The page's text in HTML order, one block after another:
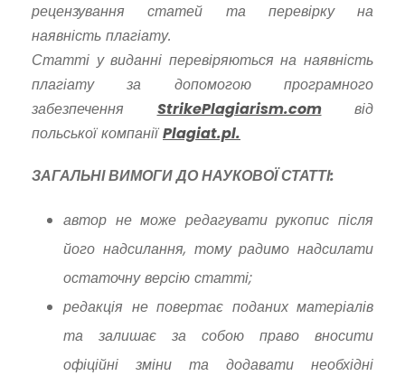
рецензування статей та перевірку на
наявність плагіату.
Статті у виданні перевіряються на наявність
плагіату за допомогою програмного
забезпечення StrikePlagiarism.comвід
польської компаніїPlagiat.pl.
ЗАГАЛЬНІ ВИМОГИ ДО НАУКОВОЇ СТАТТІ:
автор не може редагувати рукопис після
його надсилання, тому радимо надсилати
остаточну версію статті;
редакція не повертає поданих матеріалів
та залишає за собою право вносити
офіційні зміни та додавати необхідні